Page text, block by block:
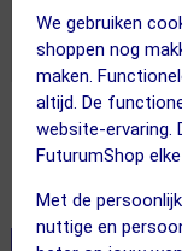
We gebruiken
shoppen nog
maken.
altijd. De
website-ervaring.
FuturumShop
Met de
nuttige en
Uitverkocht